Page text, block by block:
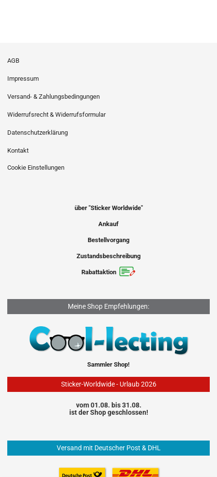
AGB
Impressum
Versand- & Zahlungsbedingungen
Widerrufsrecht & Widerrufsformular
Datenschutzerklärung
Kontakt
Cookie Einstellungen
über "Sticker Worldwide"
Ankauf
Bestellvorgang
Zustandsbeschreibung
Rabattaktion
Meine Shop Empfehlungen:
Sammler Shop!
Sticker-Worldwide - Urlaub 2026
vom 01.08. bis 31.08.
ist der Shop geschlossen!
Versand mit Deutscher Post & DHL